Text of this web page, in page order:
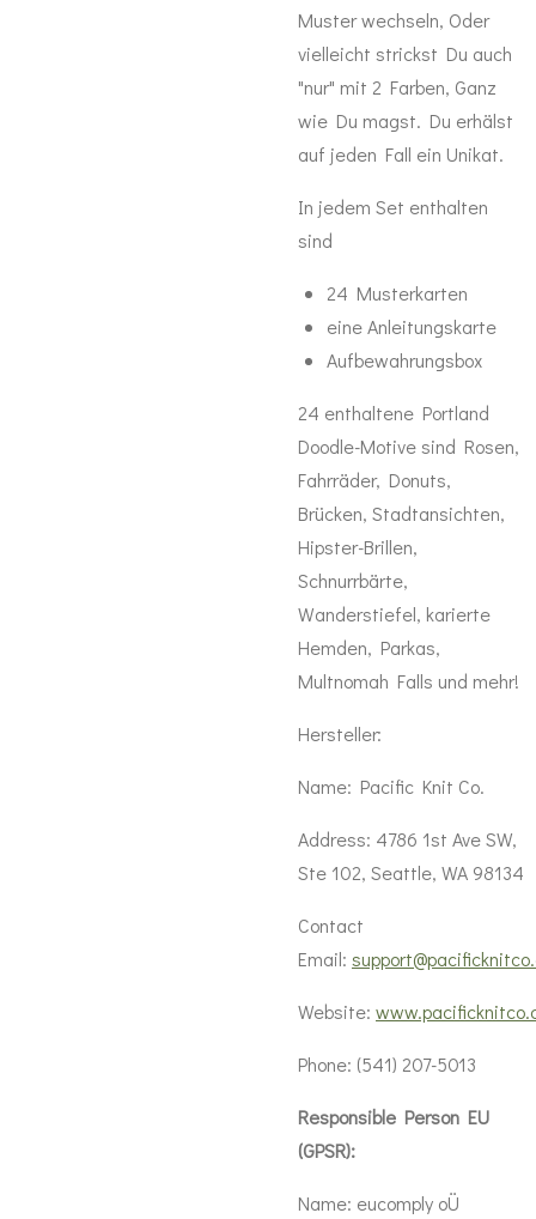
Muster wechseln, Oder
vielleicht strickst Du auch
"nur" mit 2 Farben, Ganz
wie Du magst. Du erhälst
auf jeden Fall ein Unikat.
In jedem Set enthalten
sind
24 Musterkarten
eine Anleitungskarte
Aufbewahrungsbox
24 enthaltene Portland
Doodle-Motive sind Rosen,
Fahrräder, Donuts,
Brücken, Stadtansichten,
Hipster-Brillen,
Schnurrbärte,
Wanderstiefel, karierte
Hemden, Parkas,
Multnomah Falls und mehr!
Hersteller:
Name: Pacific Knit Co.
Address: 4786 1st Ave SW,
Ste 102, Seattle, WA 98134
Contact
Email:
Website:
Phone: (541) 207-5013
Responsible Person EU
(GPSR):
Name: eucomply oÜ